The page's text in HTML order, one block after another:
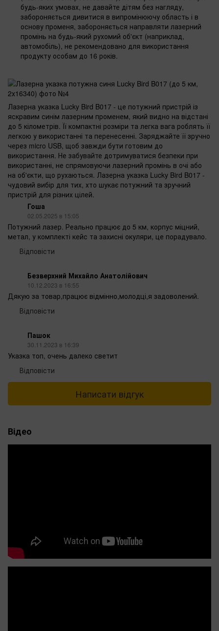
будь-яких умовах, не давайте дітям без нагляду,
забороняється дивитися в випромінюючу область і в
основу променя, забороняється направляти лазерний
промінь на будь-який рухомий об'єкт (наприклад,
автомобіль), не рекомендовано для використання
продукту особам до 16 років.
Лазерна указка Lucky Bird B017 - це потужний пристрій із
яскравим синім лазерним променем, який видно на відстані
до 5 кілометрів. Її компактні розміри та легка вага роблять її
легкою у використанні та перенесенні. Заряджайте її зручно
через micro USB, щоб завжди бути готовим до
використання. Не забувайте дотримуватися безпеки при
використанні, не спрямовуючи лазерний промінь в очі або
на об'єкти, що рухаються. Лазерна указка Lucky Bird B017 -
чудовий вибір для тих, хто шукає потужний та зручний
пристрій для різних цілей.
Гоша
02.05.2025 в 15:05
Потужний лазер. Реально працює до 5 км, корпус міцний,
метал, у комплекті кейс та захисні окуляри, це порадувало.
Відповісти
Безверхний Михайло Анатолійович
10.12.2023 в 16:55
Дякую за товар,працює відмінно,молодці,я задоволений.
Відповісти
Пашок
30.11.2023 в 16:39
Указка топ, очень далеко светит
Відповісти
Написати відгук
Відео